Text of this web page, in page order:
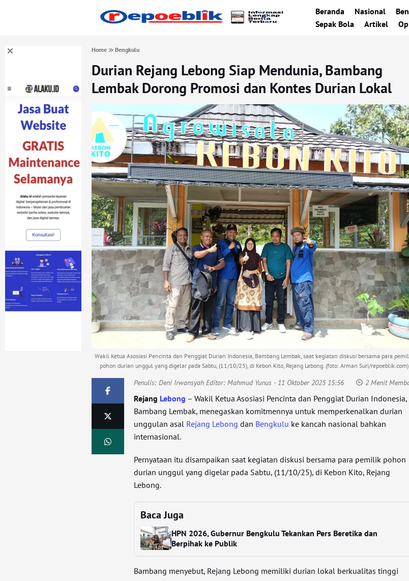
Beranda Nasional
Sepak Bola
Artikel
Home Bengkulu
Durian Rejang Lebong Siap Mendunia, Bambang
Lembak Dorong Promosi dan Kontes Durian Lokal
Wakil Ketua Asosiasi Pencinta dan Penggiat Durian Indonesia, Bambang Lembak, saat kegiatan diskusi bersama para
pohon durian unggul yang digelar pada Sabtu, (11/10/25), di Kebon Kito, Rejang Lebong. (foto: Arman Suri/repoeblik.com)
Penulis:Deni Irwansyah Editor: Mahmud Yunus - 11 Oktober 2025 15:56 2 Menit
Rejang Lebong – Wakil Ketua Asosiasi Pencinta dan Penggiat Durian Indonesia,
Bambang Lembak, menegaskan komitmennya untuk memperkenalkan durian
unggulan asal Rejang Lebong dan Bengkulu ke kancah nasional bahkan
internasional.
Pernyataan itu disampaikan saat kegiatan diskusi bersama para pemilik pohon
durian unggul yang digelar pada Sabtu, (11/10/25), di Kebon Kito, Rejang
Lebong.
Baca Juga
HPN 2026, Gubernur Bengkulu Tekankan Pers Beretika dan
Berpihak ke Publik
Bambang menyebut, Rejang Lebong memiliki durian lokal berkualitas tinggi